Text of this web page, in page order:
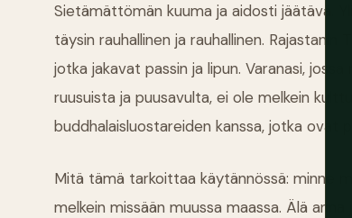
Sietämättömän kuuma ja aidosti jäätävä.
täysin rauhallinen ja rauhallinen.
jotka jakavat passin ja lipun. Varanasi,
ruusuista ja puusavulta, ei ole melkein
buddhalaisluostareiden kanssa, jotka ovat
Mitä tämä tarkoittaa käytännössä: minne
melkein missään muussa maassa. Älä